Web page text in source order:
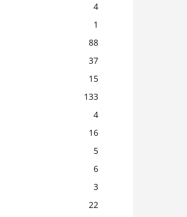
4
1
88
37
15
133
4
16
5
6
3
22